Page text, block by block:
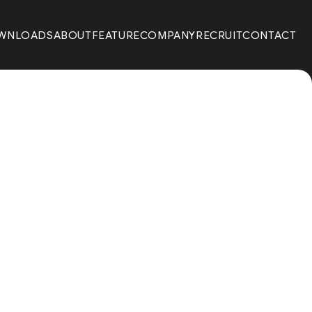
ABOUTFEATURECOMPANYRECRUITCONTACT